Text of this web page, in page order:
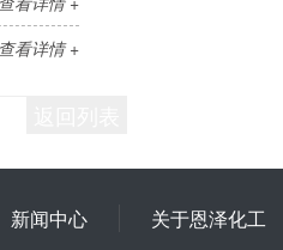
查看详情 +
新闻中心 关于恩泽化工